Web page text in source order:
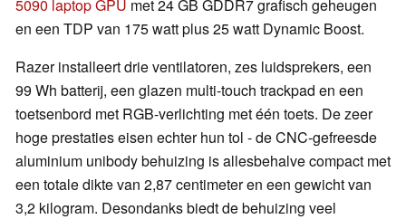
5090 laptop GPU met 24 GB GDDR7 grafisch geheugen
en een TDP van 175 watt plus 25 watt Dynamic Boost.
Razer installeert drie ventilatoren, zes luidsprekers, een
99 Wh batterij, een glazen multi-touch trackpad en een
toetsenbord met RGB-verlichting met één toets. De zeer
hoge prestaties eisen echter hun tol - de CNC-gefreesde
aluminium unibody behuizing is allesbehalve compact met
een totale dikte van 2,87 centimeter en een gewicht van
3,2 kilogram. Desondanks biedt de behuizing veel